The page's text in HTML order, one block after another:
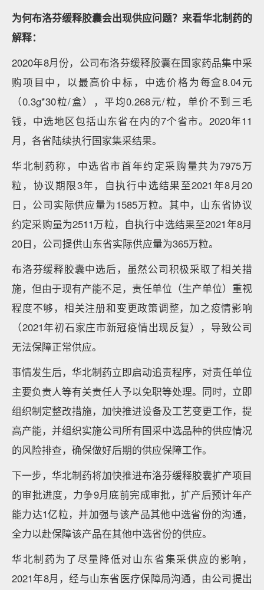
为何布洛芬缓释胶囊会出现供应问题？来看华北制药的
解释：
2020年8月份，公司布洛芬缓释胶囊在国家药品集中采
购项目中，以最高价中标，中选价格为每盒8.04元
（0.3g*30粒/盒），平均0.268元/粒，单价不到三毛
钱，中选地区包括山东省在内的7个省市。2020年11
月，各省陆续执行国家集采结果。
华北制药称，中选省市首年约定采购量共为7975万
粒，协议期限3年，自执行中选结果至2021年8月20
日，公司实际供应量为1585万粒。其中，山东省协议
约定采购量为2511万粒，自执行中选结果至2021年8月
20日，公司提供山东省实际供应量为365万粒。
布洛芬缓释胶囊中选后，虽然公司积极采取了相关措
施，但由于现有产能不足，责任单位（生产单位）重视
程度不够，相关注册和变更政策调整，加之疫情影响
（2021年初石家庄市新冠疫情出现反复），导致公司
无法保障正常供应。
事情发生后，华北制药立即启动追责程序，对责任单位
主要负责人等有关责任人予以免职等处理。同时，立即
组织制定整改措施，加快推进设备及工艺变更工作，提
高产能，并组织实施公司所有国采中选品种的供应情况
的风险排查，确保做好后期的供应保障工作。
下一步，华北制药将加快推进布洛芬缓释胶囊扩产项目
的审批进度，力争9月底前完成审批，扩产后预计年产
能力达1亿粒，并加强与该产品其他中选省份的沟通，
全力以赴保障该产品在其他中选省份的供应。
华北制药为了尽量降低对山东省集采供应的影响，
2021年8月，经与山东省医疗保障局沟通，由公司提出